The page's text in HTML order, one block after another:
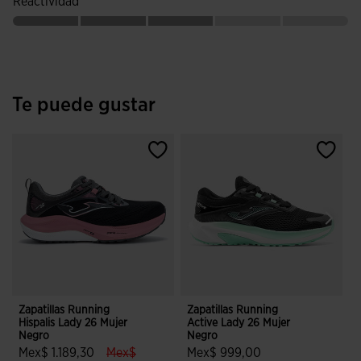
Te puede gustar
Zapatillas Running
Hispalis Lady 26 Mujer
Negro
Mex$ 1.189,30 label.price.reduced.from
Mex$
Zapatillas Running
Active Lady 26 Mujer
Negro
Mex$ 999,00